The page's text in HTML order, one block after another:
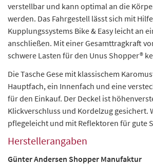
verstellbar und kann optimal an die
werden. Das Fahrgestell lässt sich mit
Kupplungssystems Bike & Easy leicht an
anschließen. Mit einer Gesamttragkraft
schwere Lasten für den Unus Shopper®
Die Tasche Gese mit klassischem
Hauptfach, ein Innenfach und eine
für den Einkauf. Der Deckel ist
Klickverschluss und Kordelzug gesichert.
pflegeleicht und mit Reflektoren für gute
Herstellerangaben
Günter Andersen Shopper Manufaktur